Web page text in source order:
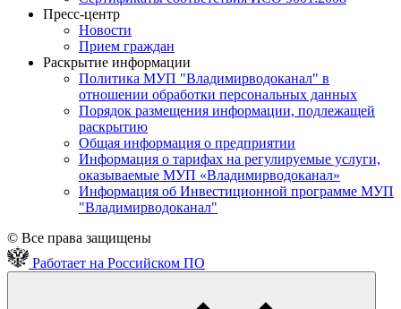
Пресс-центр
Новости
Прием граждан
Раскрытие информации
Политика МУП "Владимирводоканал" в
отношении обработки персональных данных
Порядок размещения информации, подлежащей
раскрытию
Общая информация о предприятии
Информация о тарифах на регулируемые услуги,
оказываемые МУП «Владимирводоканал»
Информация об Инвестиционной программе МУП
"Владимирводоканал"
© Все права защищены
Работает на Российском ПО